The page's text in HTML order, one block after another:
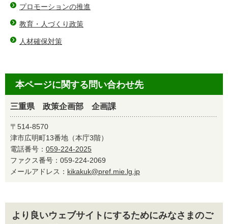
プロモーションの推進
教育・人づくり政策
人材確保対策
本ページに関する問い合わせ先
三重県 政策企画部 企画課
〒514-8570
津市広明町13番地（本庁3階）
電話番号： 059-224-2025
ファクス番号：059-224-2069
メールアドレス： kikakuk@pref.mie.lg.jp
より良いウェブサイトにするためにみなさまのご